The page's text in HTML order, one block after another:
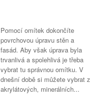
Pomocí omítek dokončíte
povrchovou úpravu stěn a
fasád. Aby však úprava byla
trvanlivá a spolehlivá je třeba
vybrat tu správnou omítku. V
dnešní době si můžete vybrat z
akrylátových, minerálních...